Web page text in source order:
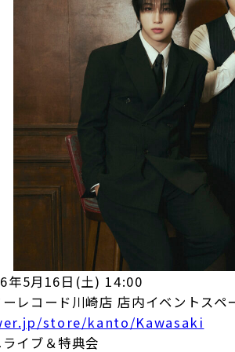
年5月16日(土) 14:00
ーレコード川崎店 店内イベントスペ
store/kanto/Kawasaki
ライブ＆特典会